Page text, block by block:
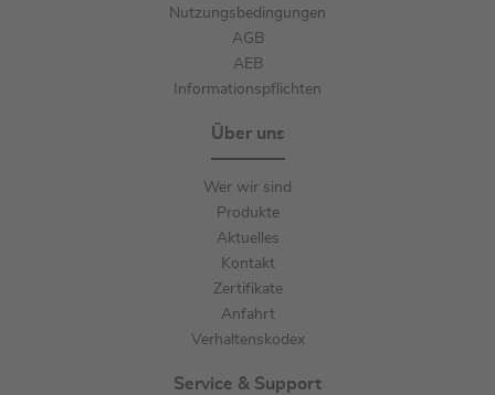
Nutzungsbedingungen
AGB
AEB
Informationspflichten
Über uns
Wer wir sind
Produkte
Aktuelles
Kontakt
Zertifikate
Anfahrt
Verhaltenskodex
Service & Support